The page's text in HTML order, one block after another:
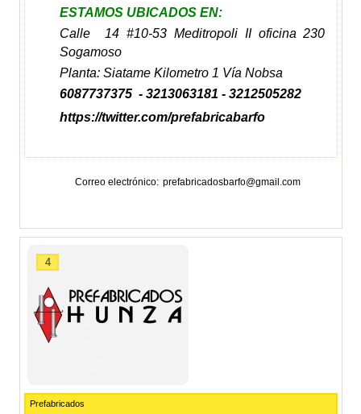
ESTAMOS UBICADOS EN:
Calle 14 #10-53 Meditropoli II oficina 230
Sogamoso
Planta: Siatame Kilometro 1 Vía Nobsa
6087737375 - 3213063181 - 3212505282
https://twitter.com/prefabricabarfo
Correo electrónico prefabricadosbarfo@gmail.com
4
Prefabricados